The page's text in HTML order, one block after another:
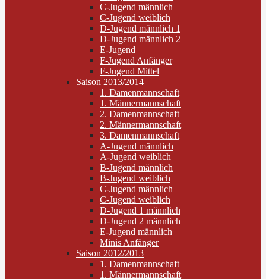
C-Jugend männlich
C-Jugend weiblich
D-Jugend männlich 1
D-Jugend männlich 2
E-Jugend
F-Jugend Anfänger
F-Jugend Mittel
Saison 2013/2014
1. Damenmannschaft
1. Männermannschaft
2. Damenmannschaft
2. Männermannschaft
3. Damenmannschaft
A-Jugend männlich
A-Jugend weiblich
B-Jugend männlich
B-Jugend weiblich
C-Jugend männlich
C-Jugend weiblich
D-Jugend 1 männlich
D-Jugend 2 männlich
E-Jugend männlich
Minis Anfänger
Saison 2012/2013
1. Damenmannschaft
1. Männermannschaft